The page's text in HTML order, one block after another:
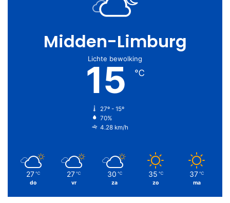
Midden-Limburg
Lichte bewolking
15 ℃
27º - 15º
70%
4.28 km/h
27 ℃
do
27 ℃
vr
30 ℃
za
35 ℃
zo
37 ℃
ma